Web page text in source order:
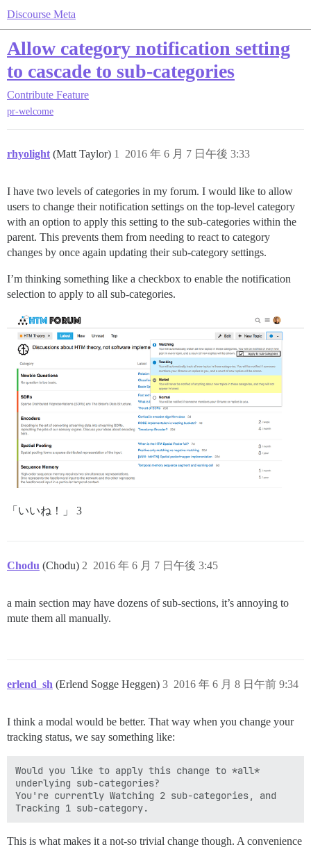
Discourse Meta
Allow category notification setting
to cascade to sub-categories
Contribute Feature
pr-welcome
rhyolight (Matt Taylor) 2016 年 6 月 7 日午後 3:33
1
I have two levels of categories in my forum. I would like to allow
users to change their notification settings on the top-level category
with an option to apply this setting to the sub-categories within the
parent. This prevents them from needing to react to category
changes by once again updating their sub-category settings.
I’m thinking something like a checkbox to enable the notification
selection to apply to all sub-categories.
「いいね！」 3
Chodu (Chodu) 2016 年 6 月 7 日午後 3:45
2
a main section may have dozens of sub-sections, it’s annoying to
mute them all manually.
erlend_sh (Erlend Sogge Heggen) 2016 年 6 月 8 日午前 9:34
3
I think a modal would be better. That way when you change your
tracking status, we say something like:
Would you like to apply this change to *all*
underlying sub-categories?
You're currently Watching 2 sub-categories, and
This is what makes it a not-so trivial change though. A convenience